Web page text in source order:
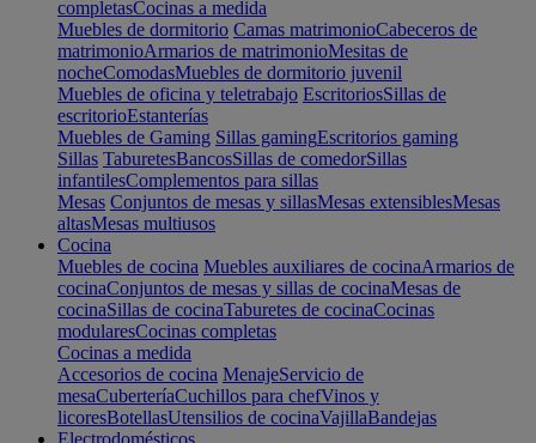
completasCocinas a medida
Muebles de dormitorio Camas matrimonioCabeceros de
matrimonioArmarios de matrimonioMesitas de
nocheComodasMuebles de dormitorio juvenil
Muebles de oficina y teletrabajo EscritoriosSillas de
escritorioEstanterías
Muebles de Gaming Sillas gamingEscritorios gaming
Sillas TaburetesBancosSillas de comedorSillas
infantilesComplementos para sillas
Mesas Conjuntos de mesas y sillasMesas extensiblesMesas
altasMesas multiusos
Cocina
Muebles de cocina Muebles auxiliares de cocinaArmarios de
cocinaConjuntos de mesas y sillas de cocinaMesas de
cocinaSillas de cocinaTaburetes de cocinaCocinas
modularesCocinas completas
Cocinas a medida
Accesorios de cocina MenajeServicio de
mesaCuberteríaCuchillos para chefVinos y
licoresBotellasUtensilios de cocinaVajillaBandejas
Electrodomésticos